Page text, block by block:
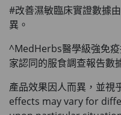
#改善濕敏臨床實證數據
異。
^MedHerbs醫學級強免
家認同的服食調查報告數
產品效果因人而異，並視
effects may vary for